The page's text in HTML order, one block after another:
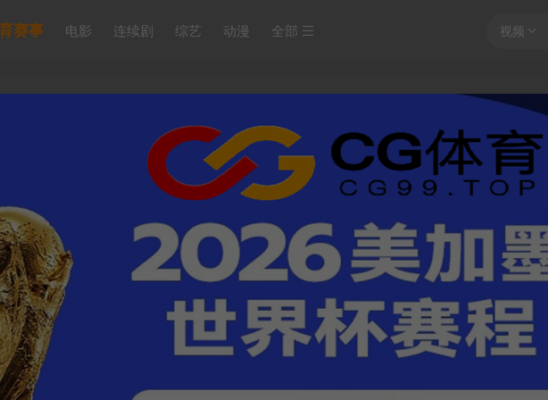
视频
赛事 电影 连续剧 综艺 动漫 全部